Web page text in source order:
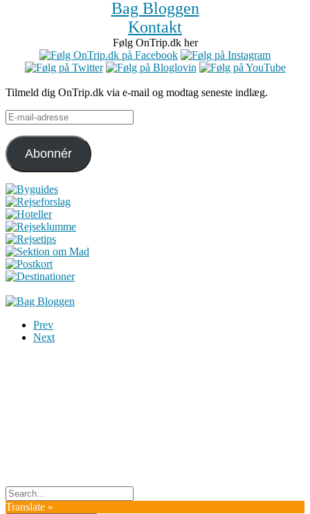
Bag Bloggen
Kontakt
Følg OnTrip.dk her
Tilmeld dig OnTrip.dk via e-mail og modtag seneste indlæg.
E-
mail-
adresse
Abonnér
Prev
Next
Translate »